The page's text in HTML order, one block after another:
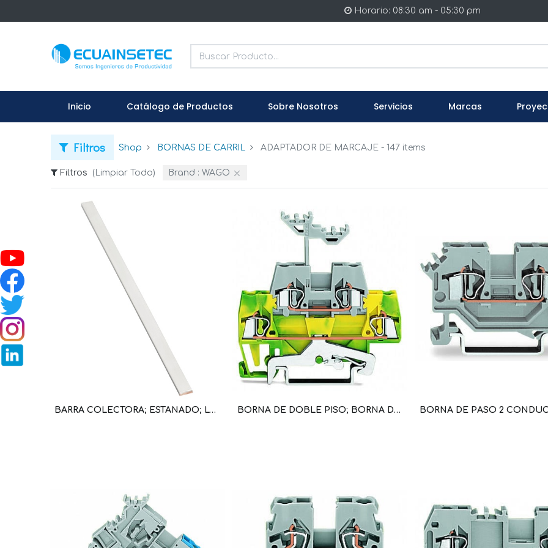
Horario: 08:30 am - 05:30 pm
Inicio Catálogo de Productos Sobre Nosotros Servicios Marcas
Filtros Shop BORNAS DE CARRIL ADAPTADOR DE MARCAJE- 147 items
Filtros (Limpiar Todo) Brand : WAGO
BARRA COLECTORA; ESTANADO; LONGITUD 1000 MM; CU 10 MM X 3 MM (WAG100141 / 210-133) BORNA DE DOBLE PISO; BORNA DE TIERRA/PASO, C.MAX 20A, SECCION 2,5MM2, 28-12 AWG (WAG100286 / 280-527)